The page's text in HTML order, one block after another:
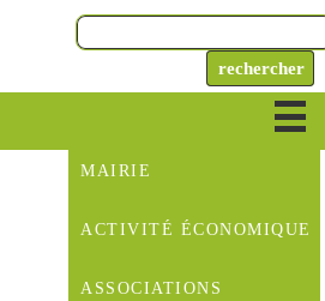
MAIRIE
ACTIVITÉ ÉCONOMIQUE
ASSOCIATIONS